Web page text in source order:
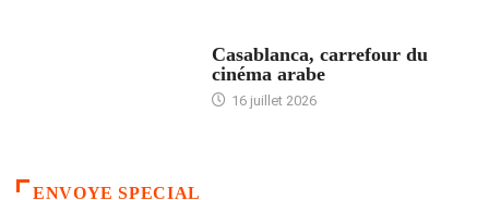
Casablanca, carrefour du
cinéma arabe
16 juillet 2026
ENVOYE SPECIAL